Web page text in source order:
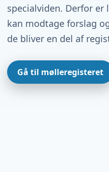
specialviden. Derfor er
kan modtage forslag
de bliver en del af
Gå til mølleregisteret